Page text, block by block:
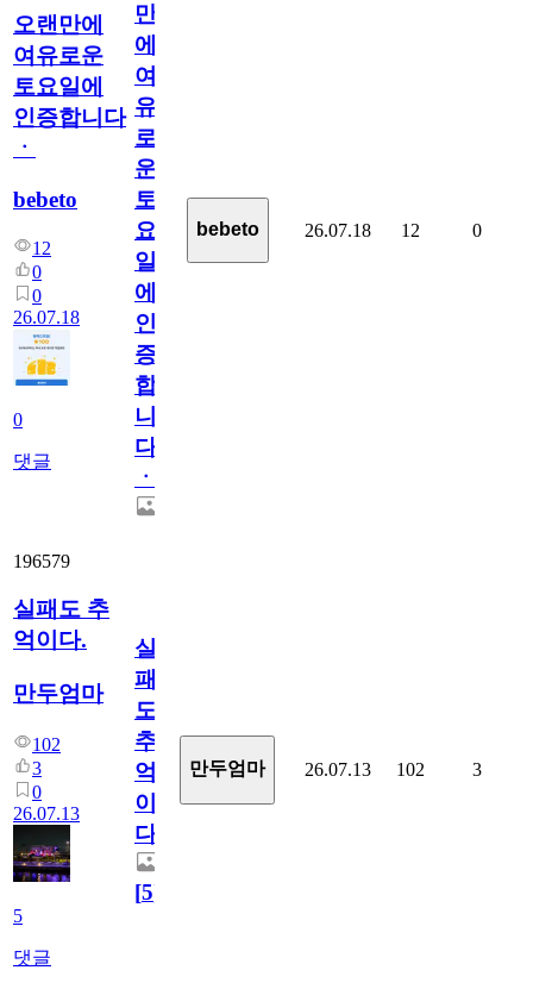
오랜만에
여유로운
토요일에
인증합니다
ㆍ
bebeto
12
0
0
26.07.18
0
댓글
만
에
여
유
로
운
토
요
일
에
인
증
합
니
다
ㆍ
bebeto 26.07.18 12 0
196579
실패도 추
억이다.
만두엄마
102
3
0
26.07.13
5
댓글
실
패
도
추
억
이
다.
[5]
만두엄마 26.07.13 102 3